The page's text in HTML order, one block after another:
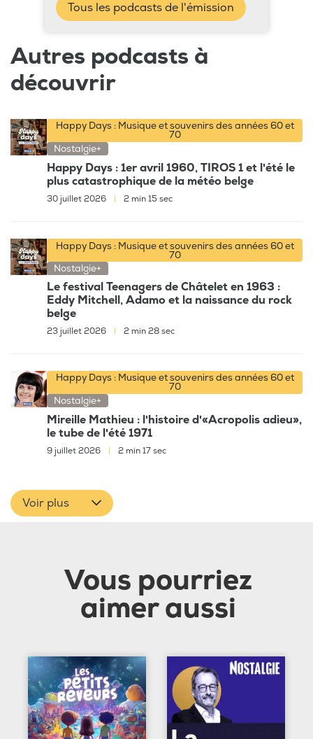
Tous les podcasts de l'émission
Autres podcasts à
découvrir
Happy Days : Musique et souvenirs des années 60 et
70
Nostalgie+
Happy Days : 1er avril 1960, TIROS 1 et l'été le
plus catastrophique de la météo belge
30 juillet 2026 2 min 15 sec
Happy Days : Musique et souvenirs des années 60 et
70
Nostalgie+
Le festival Teenagers de Châtelet en 1963 :
Eddy Mitchell, Adamo et la naissance du rock
belge
23 juillet 2026 2 min 28 sec
Happy Days : Musique et souvenirs des années 60 et
70
Nostalgie+
Mireille Mathieu : l'histoire d'«Acropolis adieu»,
le tube de l'été 1971
9 juillet 2026 2 min 17 sec
Voir plus
Vous pourriez
aimer aussi